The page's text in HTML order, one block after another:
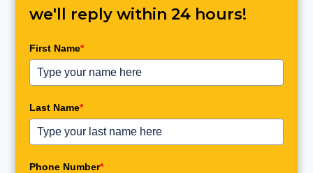
we'll reply within 24 hours!
First Name*
Last Name*
Phone Number*